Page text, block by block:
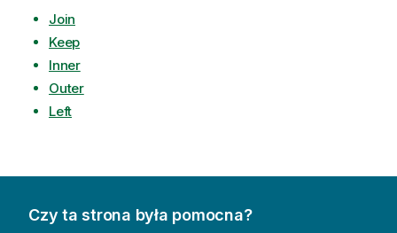
Join
Keep
Inner
Outer
Left
Czy ta strona była pomocna?